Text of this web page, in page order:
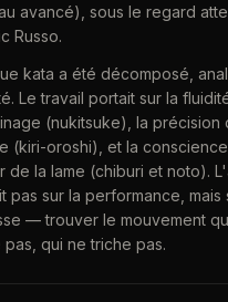
avancé), sous le regard
Russo.
kata a été décomposé,
Le travail portait sur la
(nukitsuke), la précision
(kiri-oroshi), et la
de la lame (chiburi et noto).
pas sur la performance, mais
— trouver le mouvement
qui ne triche pas.